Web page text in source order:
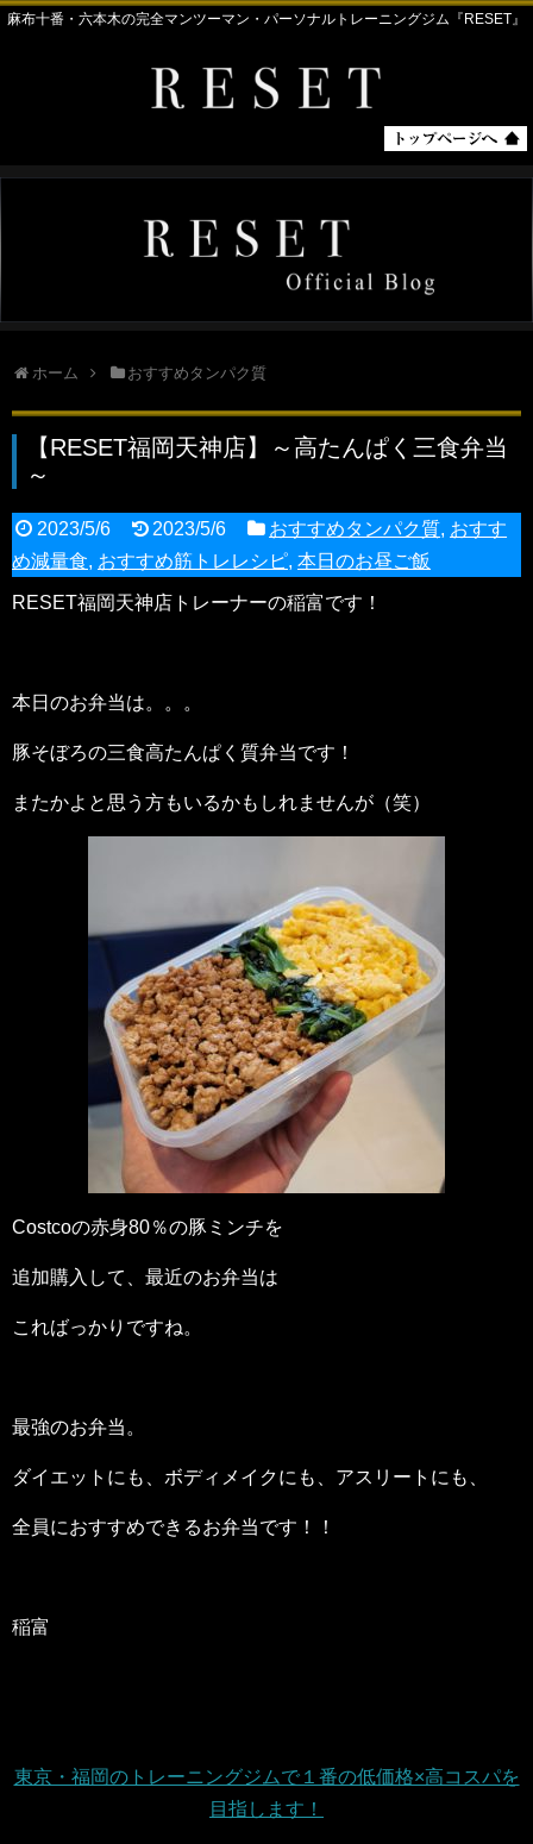
麻布十番・六本木の完全マンツーマン・パーソナルトレーニングジム『RESET』
ホーム おすすめタンパク質
【RESET福岡天神店】～高たんぱく三食弁当
～
2023/5/6 2023/5/6 おすすめタンパク質, おすす
め減量食, おすすめ筋トレレシピ, 本日のお昼ご飯
RESET福岡天神店トレーナーの稲富です！
本日のお弁当は。。。
豚そぼろの三食高たんぱく質弁当です！
またかよと思う方もいるかもしれませんが（笑）
Costcoの赤身80％の豚ミンチを
追加購入して、最近のお弁当は
こればっかりですね。
最強のお弁当。
ダイエットにも、ボディメイクにも、アスリートにも、
全員におすすめできるお弁当です！！
稲富
東京・福岡のトレーニングジムで１番の低価格×高コスパを
目指します！